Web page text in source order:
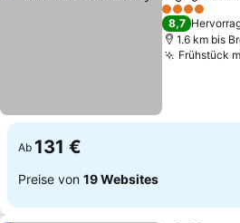
4 Sterne
8,7
1.6 km bis
Frühstück
Ab 131 €
Preise von 19 Websites